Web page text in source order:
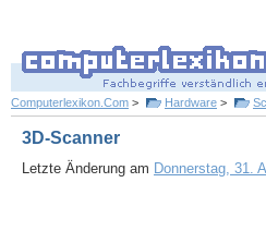
Computerlexikon.Com > Hardware >
3D-Scanner
Letzte Änderung am Donnerstag, 31.